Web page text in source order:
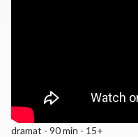
dramat - 90 min - 15+